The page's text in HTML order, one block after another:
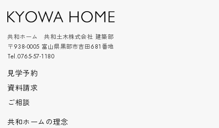
共和ホーム 共和土木株式会社 建築部
〒938-0005 富山県黒部市吉田681番地
Tel.0765-57-1180
見学予約
資料請求
ご相談
共和ホームの理念